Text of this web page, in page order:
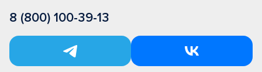
8 (800) 100-39-13